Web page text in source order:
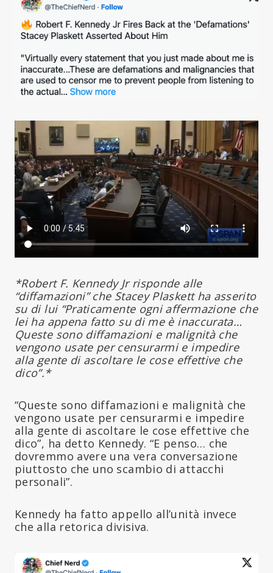
*Robert F. Kennedy Jr risponde alle
“diffamazioni” che Stacey Plaskett ha asserito
su di lui “Praticamente ogni affermazione che
lei ha appena fatto su di me è inaccurata…
Queste sono diffamazioni e malignità che
vengono usate per censurarmi e impedire
alla gente di ascoltare le cose effettive che
dico”.*
“Queste sono diffamazioni e malignità che
vengono usate per censurarmi e impedire
alla gente di ascoltare le cose effettive che
dico”, ha detto Kennedy. “E penso… che
dovremmo avere una vera conversazione
piuttosto che uno scambio di attacchi
personali”.
Kennedy ha fatto appello all’unità invece
che alla retorica divisiva.